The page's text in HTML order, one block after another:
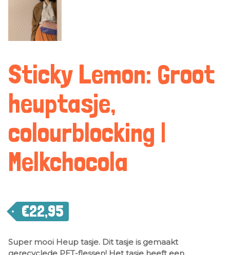
Sticky Lemon: Groot
heuptasje,
colourblocking |
Melkchocola
€22,95
Super mooi Heup tasje. Dit tasje is gemaakt